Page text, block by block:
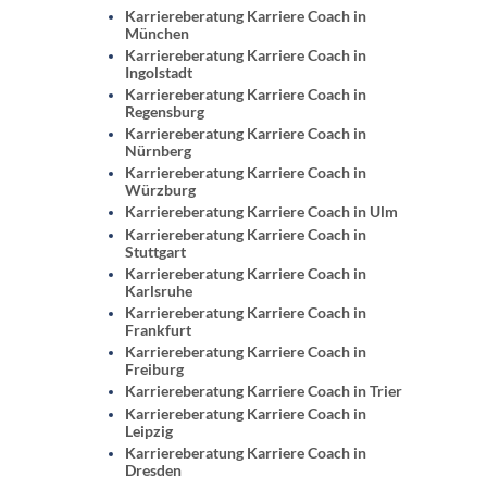
Karriereberatung Karriere Coach in
München
Karriereberatung Karriere Coach in
Ingolstadt
Karriereberatung Karriere Coach in
Regensburg
Karriereberatung Karriere Coach in
Nürnberg
Karriereberatung Karriere Coach in
Würzburg
Karriereberatung Karriere Coach in Ulm
Karriereberatung Karriere Coach in
Stuttgart
Karriereberatung Karriere Coach in
Karlsruhe
Karriereberatung Karriere Coach in
Frankfurt
Karriereberatung Karriere Coach in
Freiburg
Karriereberatung Karriere Coach in Trier
Karriereberatung Karriere Coach in
Leipzig
Karriereberatung Karriere Coach in
Dresden